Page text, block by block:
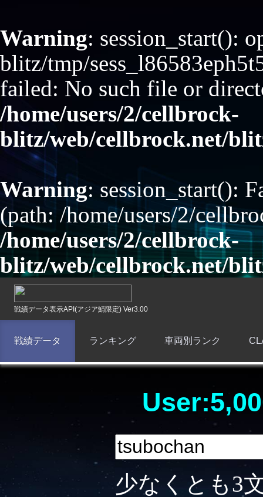
Warning: session_start():
blitz/tmp/
failed: No such file or
/home/users/2/cellbrock-
blitz/web/cellbrock.net/
Warning: session_start():
(path: /home/users/2/
/home/users/2/cellbrock-
blitz/web/cellbrock.net/
戦績データ表示API(アジア鯖限定) Ver3.00
戦績データ ランキング 車両別ランク
少なくとも3